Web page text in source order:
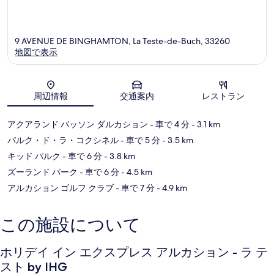
地図
9 AVENUE DE BINGHAMTON, La Teste-de-Buch, 33260
地図で表示
周辺情報 交通案内 レストラン
アクアランド バッソン ダルカション - 車で 4 分- 3.1 km
パルク・ド・ラ・コクシネル- 車で 5 分- 3.5 km
キッド パルク - 車で 6 分- 3.8 km
ズーランド パーク - 車で 6 分- 4.5 km
アルカション ゴルフ クラブ- 車で 7 分- 4.9 km
この施設について
ホリデイ イン エクスプレス アルカション - ラ テ
スト by IHG